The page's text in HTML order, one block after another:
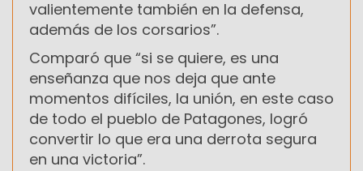
valientemente también en la defensa,
además de los corsarios”.
Comparó que “si se quiere, es una
enseñanza que nos deja que ante
momentos difíciles, la unión, en este caso
de todo el pueblo de Patagones, logró
convertir lo que era una derrota segura
en una victoria”.